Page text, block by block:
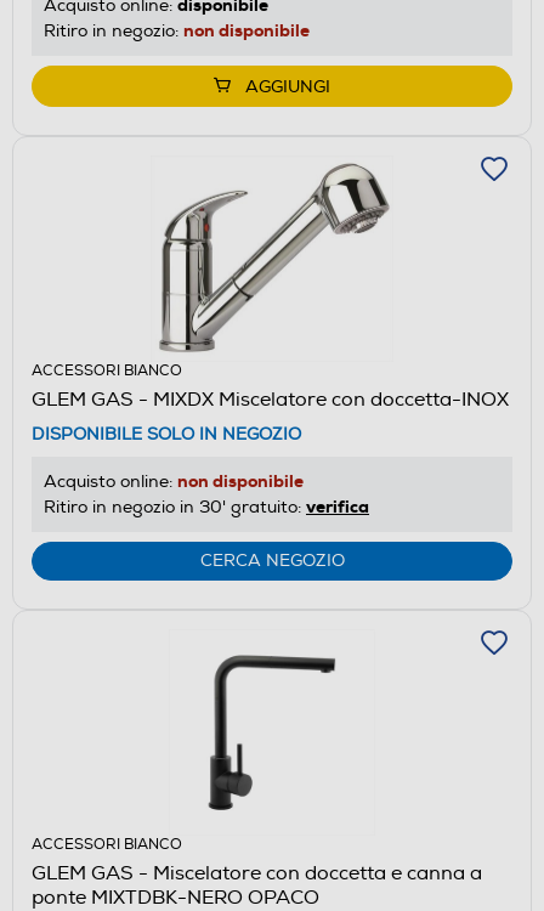
Acquisto online: disponibile
Ritiro in negozio: non disponibile
AGGIUNGI
ACCESSORI BIANCO
GLEM GAS - MIXDX Miscelatore con doccetta-INOX
DISPONIBILE SOLO IN NEGOZIO
Acquisto online: non disponibile
Ritiro in negozio in 30' gratuito: verifica
CERCA NEGOZIO
ACCESSORI BIANCO
GLEM GAS - Miscelatore con doccetta e canna a
ponte MIXTDBK-NERO OPACO